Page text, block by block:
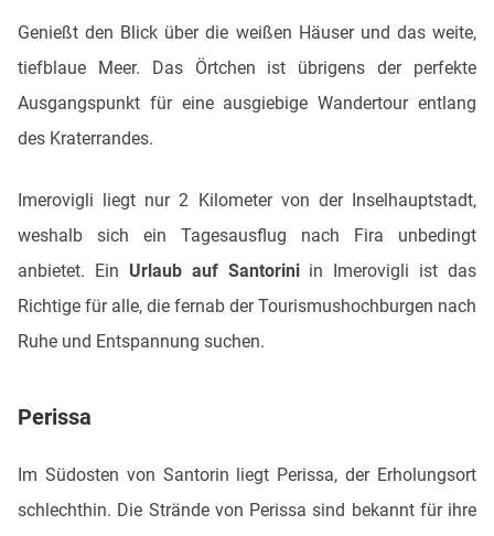
Genießt den Blick über die weißen Häuser und das weite,
tiefblaue Meer. Das Örtchen ist übrigens der perfekte
Ausgangspunkt für eine ausgiebige Wandertour entlang
des Kraterrandes.
Imerovigli liegt nur 2 Kilometer von der Inselhauptstadt,
weshalb sich ein Tagesausflug nach Fira unbedingt
anbietet. Ein Urlaub auf Santoriniin Imerovigli ist das
Richtige für alle, die fernab der Tourismushochburgen nach
Ruhe und Entspannung suchen.
Perissa
Im Südosten von Santorin liegt Perissa, der Erholungsort
schlechthin. Die Strände von Perissa sind bekannt für ihre